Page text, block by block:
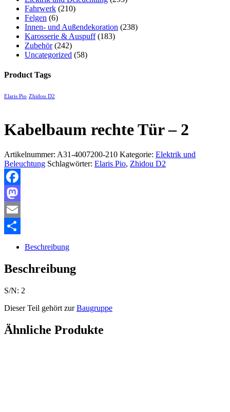
Fahrwerk (210)
Felgen (6)
Innen- und Außendekoration (238)
Karosserie & Auspuff (183)
Zubehör (242)
Uncategorized (58)
Product Tags
Elaris Pio Zhidou D2
Kabelbaum rechte Tür – 2
Artikelnummer: A31-4007200-210 Kategorie: Elektrik und
Beleuchtung Schlagwörter: Elaris Pio, Zhidou D2
Facebook
Mastodon
Email
Beschreibung
Beschreibung
S/N: 2
Dieser Teil gehört zurBaugruppe
Ähnliche Produkte